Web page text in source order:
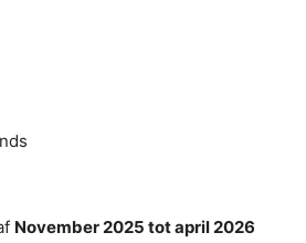
November 2025 tot april 2026